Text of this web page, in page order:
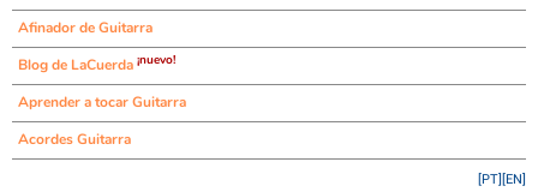
Afinador de Guitarra
Blog de LaCuerda ¡nuevo!
Aprender a tocar Guitarra
Acordes Guitarra
[EN]
[PT]